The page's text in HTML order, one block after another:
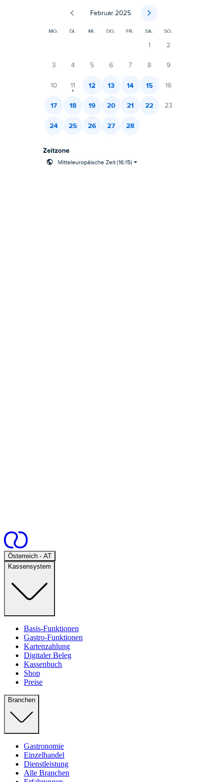
Österreich - ATOpen
Kassensystem
Basis-Funktionen
Gastro-Funktionen
Kartenzahlung
Digitaler Beleg
Kassenbuch
Shop
Preise
Branchen
Gastronomie
Einzelhandel
Dienstleistung
Alle Branchen